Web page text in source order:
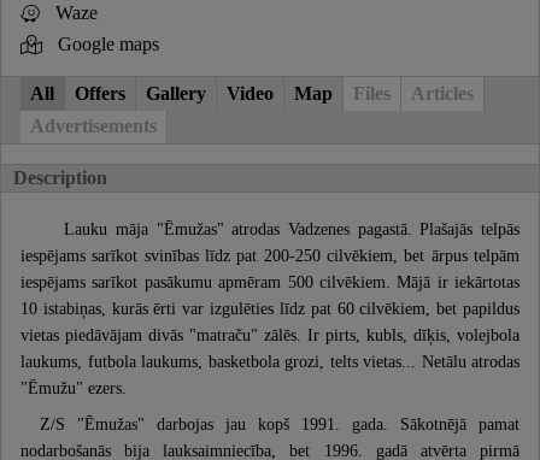
Waze
Google maps
All Offers Gallery Video Map Files
Articles
Advertisements
Description
Lauku māja "Ēmužas" atrodas Vadzenes pagastā. Plašajās telpās
iespējams sarīkot svinības līdz pat 200-250 cilvēkiem, bet ārpus telpām
iespējams sarīkot pasākumu apmēram 500 cilvēkiem. Mājā ir iekārtotas
10 istabiņas, kurās ērti var izgulēties līdz pat 60 cilvēkiem, bet papildus
vietas piedāvājam divās "matraču" zālēs. Ir pirts, kubls, dīķis, volejbola
laukums, futbola laukums, basketbola grozi, telts vietas... Netālu atrodas
"Ēmužu" ezers.
Z/S "Ēmužas" darbojas jau kopš 1991. gada. Sākotnējā pamat
nodarbošanās bija lauksaimniecība, bet 1996. gadā atvērta pirmā